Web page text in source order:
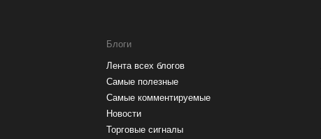
Блоги
Лента всех блогов
Самые полезные
Самые комментируемые
Новости
Торговые сигналы